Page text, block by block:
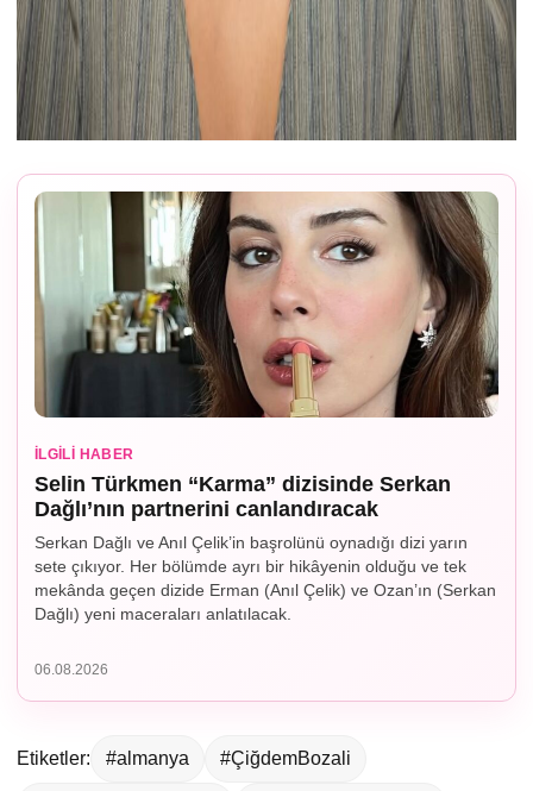
İLGILI HABER
Selin Türkmen “Karma” dizisinde Serkan
Dağlı’nın partnerini canlandıracak
Serkan Dağlı ve Anıl Çelik’in başrolünü oynadığı dizi yarın
sete çıkıyor. Her bölümde ayrı bir hikâyenin olduğu ve tek
mekânda geçen dizide Erman (Anıl Çelik) ve Ozan’ın (Serkan
Dağlı) yeni maceraları anlatılacak.
06.08.2026
Etiketler: #almanya #ÇiğdemBozali